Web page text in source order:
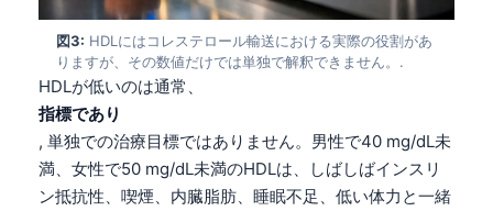
図3: HDLにはコレステロール輸送における実際の役割があ
りますが、その数値だけでは単独で解釈できません。.
HDLが低いのは通常、
指標であり
, 単独での治療目標ではありません。男性で40 mg/dL未
満、女性で50 mg/dL未満のHDLは、しばしばインスリ
ン抵抗性、喫煙、内臓脂肪、睡眠不足、低い体力と一緒